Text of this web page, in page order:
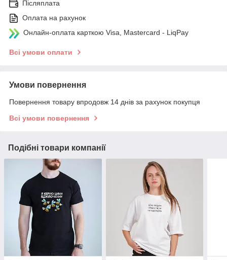
Післяплата
Оплата на рахунок
Онлайн-оплата карткою Visa, Mastercard - LiqPay
Всі умови оплати
Умови повернення
Повернення товару впродовж 14 днів за рахунок покупця
Всі умови повернення
Подібні товари компанії